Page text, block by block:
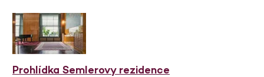
Prohlídka Semlerovy rezidence